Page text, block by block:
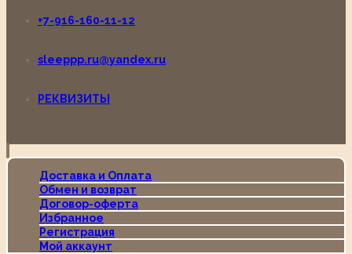
+7-916-160-11-12
sleeppp.ru@yandex.ru
РЕКВИЗИТЫ
Доставка и Оплата
Обмен и возврат
Договор-оферта
Избранное
Регистрация
Мой аккаунт